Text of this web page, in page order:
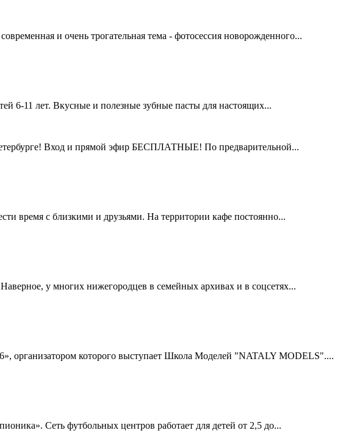
и очень трогательная тема - фотосессия новорожденного...
6-11 лет. Вкусные и полезные зубные пасты для настоящих...
Вход и прямой эфир БЕСПЛАТНЫЕ! По предварительной...
время с близкими и друзьями. На территории кафе постоянно...
у многих нижегородцев в семейных архивах и в соцсетях...
организатором которого выступает Школа Моделей "NATALY MODELS"....
Сеть футбольных центров работает для детей от 2,5 до...